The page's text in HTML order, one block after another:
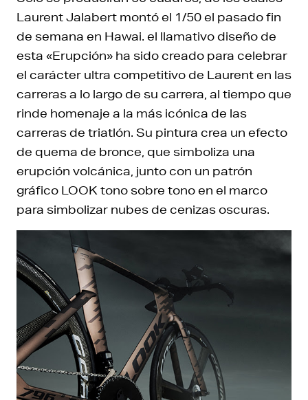
Laurent Jalabert montó el 1/50 el pasado fin
de semana en Hawai. el llamativo diseño de
esta «Erupción» ha sido creado para celebrar
el carácter ultra competitivo de Laurent en las
carreras a lo largo de su carrera, al tiempo que
rinde homenaje a la más icónica de las
carreras de triatlón. Su pintura crea un efecto
de quema de bronce, que simboliza una
erupción volcánica, junto con un patrón
gráfico LOOK tono sobre tono en el marco
para simbolizar nubes de cenizas oscuras.